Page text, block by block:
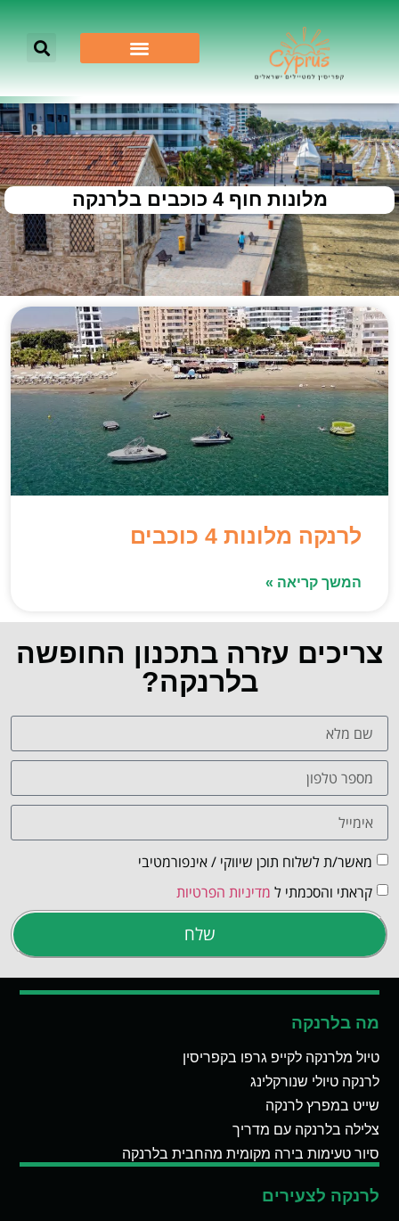
מלונות חוף 4 כוכבים בלרנקה
לרנקה מלונות 4 כוכבים
המשך קריאה »
צריכים עזרה בתכנון החופשה
בלרנקה?
מאשר/ת לשלוח תוכן שיווקי / אינפורמטיבי
קראתי והסכמתי ל מדיניות הפרטיות
שלח
מה בלרנקה
טיול מלרנקה לקייפ גרפו בקפריסין
לרנקה טיולי שנורקלינג
שייט במפרץ לרנקה
צלילה בלרנקה עם מדריך
סיור טעימות בירה מקומית מהחבית בלרנקה
לרנקה לצעירים